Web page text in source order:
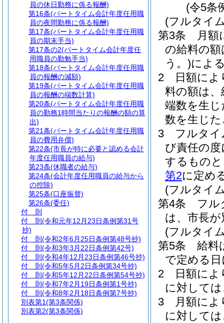
(令5条
(フルタイ
第3条
月額
の給料の額
う。)によ
2
日額に
料の額は
端数を生
数を生じ
3
フルタイ
び責任の
するもの
第2に定め
(フルタイ
第4条
フル
は、市長
(フルタイ
第5条
給料
で定める
2
日額に
に対して
3
月額に
に対して
員の休日勤務に係る報酬)
第16条(パートタイム会計年度任用職
員の夜間勤務に係る報酬)
第17条(パートタイム会計年度任用職
員の期末手当)
第17条の2(パートタイム会計年度任
用職員の勤勉手当)
第18条(パートタイム会計年度任用職
員の報酬の減額)
第19条(パートタイム会計年度任用職
員の報酬の端数計算)
第20条(パートタイム会計年度任用職
員の勤務1時間当たりの報酬の額の算
出)
第21条(パートタイム会計年度任用職
員の費用弁償)
第22条(市長が特に必要と認める会計
年度任用職員の給与)
第23条(休職者の給与)
第24条(会計年度任用職員の給与から
の控除)
第25条(口座振替)
第26条(委任)
付 則
付 則 (令和元年12月23日条例第31号
抄)
付 則 (令和2年6月25日条例第48号抄)
付 則 (令和3年3月22日条例第42号)
付 則 (令和4年12月23日条例第46号抄)
付 則 (令和5年5月2日条例第34号抄)
付 則 (令和5年12月22日条例第54号抄)
付 則 (令和7年2月19日条例第1号抄)
付 則 (令和8年2月18日条例第7号抄)
別表第1(第3条関係)
別表第2(第3条関係)